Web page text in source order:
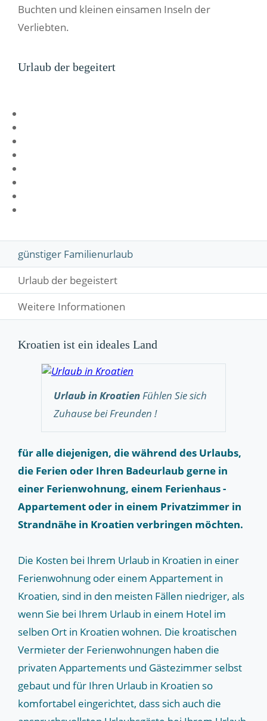
Buchten und kleinen einsamen Inseln der
Verliebten.
Urlaub der begeitert
günstiger Familienurlaub
Urlaub der begeistert
Weitere Informationen
Kroatien ist ein ideales Land
Urlaub in KroatienFühlen Sie sich
Zuhause bei Freunden !
für alle diejenigen, die während des Urlaubs,
die Ferien oder Ihren Badeurlaub gerne in
einer Ferienwohnung, einem Ferienhaus -
Appartement oder in einem Privatzimmer in
Strandnähe in Kroatien verbringen möchten.
Die Kosten bei Ihrem Urlaub in Kroatien in einer
Ferienwohnung oder einem Appartement in
Kroatien, sind in den meisten Fällen niedriger, als
wenn Sie bei Ihrem Urlaub in einem Hotel im
selben Ort in Kroatien wohnen. Die kroatischen
Vermieter der Ferienwohnungen haben die
privaten Appartements und Gästezimmer selbst
gebaut und für Ihren Urlaub in Kroatien so
komfortabel eingerichtet, dass sich auch die